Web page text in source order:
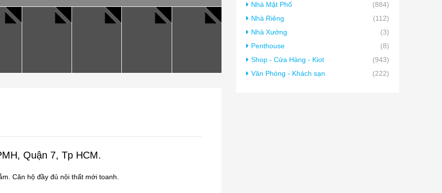
Quận 7, Tp HCM.
Căn hộ đầy đủ nội thất mới toanh.
Nhà Mặt Phố
(884)
Nhà Riêng
(112)
Nhà Xưởng
(3)
Penthouse
(8)
Shop - Cửa Hàng - Kiot
(943)
Văn Phòng - Khách sạn
(222)